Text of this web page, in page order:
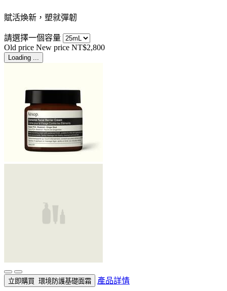
賦活煥新，塑就彈韌
請選擇一個容量
Old price New price NT$2,800
Loading ...
立即購買 環境防護基礎面霜 產品詳情